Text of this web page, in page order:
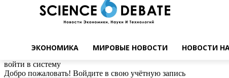
ЭКОНОМИКА МИРОВЫЕ НОВОСТИ НОВОСТИ
войти в систему
Добро пожаловать! Войдите в свою учётную запись